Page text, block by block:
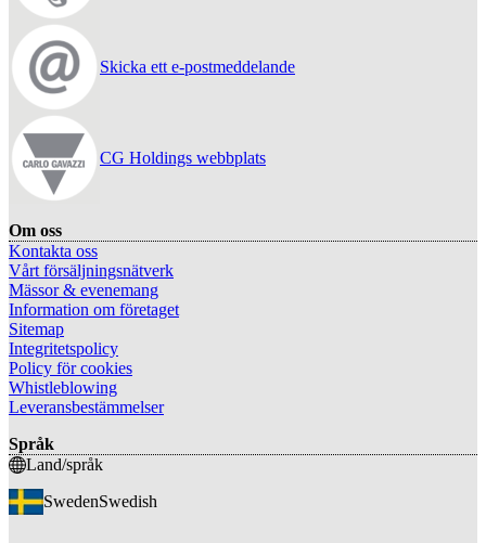
Skicka ett e-postmeddelande
CG Holdings webbplats
Om oss
Kontakta oss
Vårt försäljningsnätverk
Mässor & evenemang
Information om företaget
Sitemap
Integritetspolicy
Policy för cookies
Whistleblowing
Leveransbestämmelser
Språk
Land/språk
SwedenSwedish